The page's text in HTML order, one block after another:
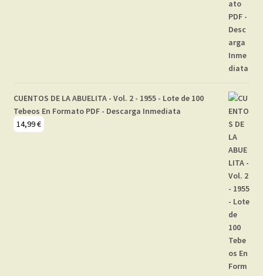
CUENTOS DE LA ABUELITA - Vol. 2 - 1955 - Lote de 100
Tebeos En Formato PDF - Descarga Inmediata
14,99€